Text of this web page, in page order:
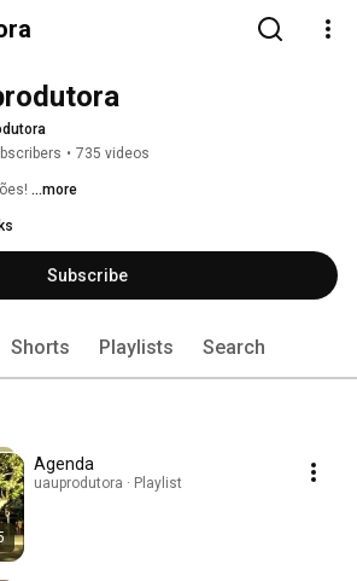
• 735 videos
...more
Subscribe
Shorts Playlists Search
Agenda
uauprodutora · Playlist